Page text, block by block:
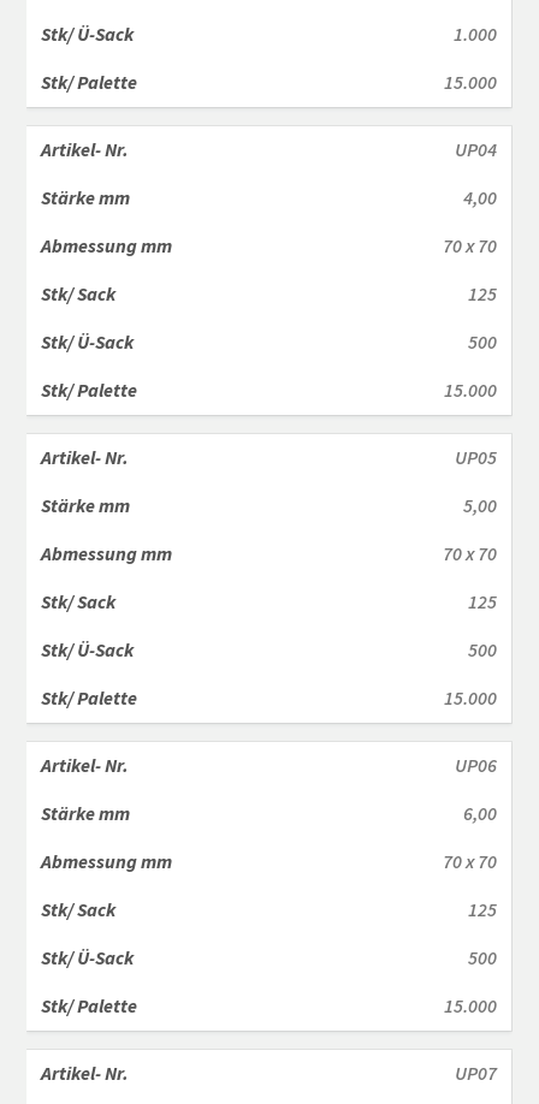
1.000
15.000
UP04
4,00
70 x 70
125
500
15.000
UP05
5,00
70 x 70
125
500
15.000
UP06
6,00
70 x 70
125
500
15.000
UP07